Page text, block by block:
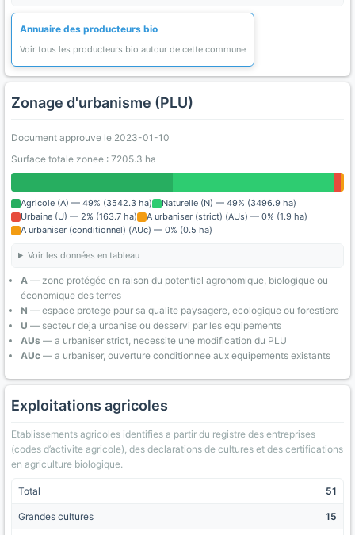
Annuaire des producteurs bio
Voir tous les producteurs bio autour de cette commune
Zonage d'urbanisme (PLU)
Document approuve le 2023-01-10
Surface totale zonee : 7205.3 ha
Agricole (A) — 49% (3542.3 ha)
Naturelle (N) — 49% (3496.9 ha)
Urbaine (U) — 2% (163.7 ha)
A urbaniser (strict) (AUs) — 0% (1.9 ha)
A urbaniser (conditionnel) (AUc) — 0% (0.5 ha)
Voir les données en tableau
A — zone protégée en raison du potentiel agronomique, biologique ou
économique des terres
N — espace protege pour sa qualite paysagere, ecologique ou forestiere
U — secteur deja urbanise ou desservi par les equipements
AUs — a urbaniser strict, necessite une modification du PLU
AUc — a urbaniser, ouverture conditionnee aux equipements existants
Exploitations agricoles
Etablissements agricoles identifies a partir du registre des entreprises
(codes d’activite agricole), des declarations de cultures et des certifications
en agriculture biologique.
Total 51
Grandes cultures 15